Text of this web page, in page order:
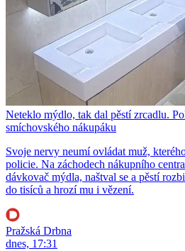
Neteklo mýdlo, tak dal pěstí zrcadlu.
smíchovského nákupáku
Svoje nervy neumí ovládat muž,
policie. Na záchodech nákupního
dávkovač mýdla, naštval se a pěstí
do tisíců a hrozí mu i vězení.
Pražská Drbna
dnes, 17:31